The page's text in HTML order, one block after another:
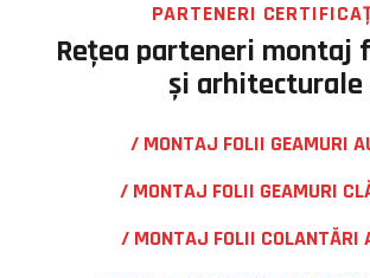
PARTENERI
Reţea parteneri montaj
și arhitecturale
/ MONTAJ FOLII GEAMURI
/ MONTAJ FOLII GEAMURI
/ MONTAJ FOLII COLANTĂRI